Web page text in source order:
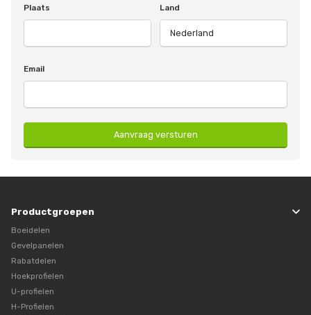
Plaats Land
Email
Aanvraag versturen
Productgroepen
Boeidelen
Gevelpanelen
Rabatdelen
Hoekprofielen
U-profielen
H-Profielen